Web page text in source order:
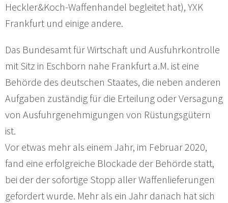
Heckler&Koch-Waffenhandel begleitet hat), YXK
Frankfurt und einige andere.
Das Bundesamt für Wirtschaft und Ausfuhrkontrolle
mit Sitz in Eschborn nahe Frankfurt a.M. ist eine
Behörde des deutschen Staates, die neben anderen
Aufgaben zuständig für die Erteilung oder Versagung
von Ausfuhrgenehmigungen von Rüstungsgütern
ist.
Vor etwas mehr als einem Jahr, im Februar 2020,
fand eine erfolgreiche Blockade der Behörde statt,
bei der der sofortige Stopp aller Waffenlieferungen
gefordert wurde. Mehr als ein Jahr danach hat sich